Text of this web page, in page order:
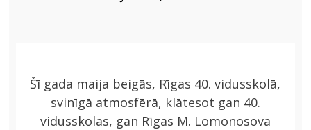
Šī gada maija beigās, Rīgas 40. vidusskolā,
svinīgā atmosfērā, klātesot gan 40.
vidusskolas, gan Rīgas M. Lomonosova